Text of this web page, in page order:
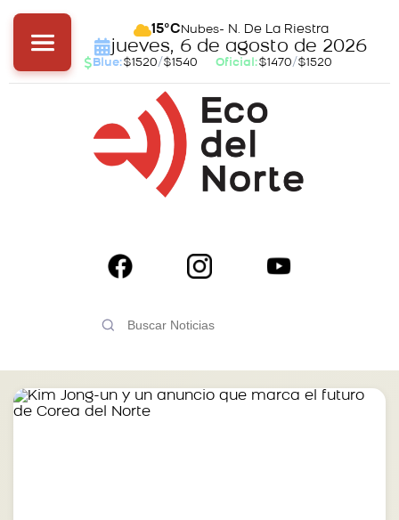
15°C Nubes- N. De La Riestra
jueves, 6 de agosto de 2026
Blue:$1520/$1540 Oficial:$1470/$1520